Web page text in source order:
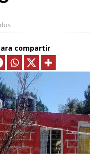
QUE ANALIZARÁN LA
FORTALECER LA
Ray Vázquez iniciativa
digital con IA
es tiempo de simulaciones,
Ana Lilia Rivera
compartir